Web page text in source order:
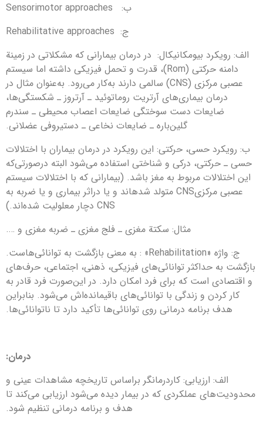
ب: Sensorimotor approaches
ج: Rehabilitative approaches
الف: رویكرد بیومكانیكال: در درمان بیمارانی كه مشكلاتی در زمینة
دامنه حركتی (Rom)، قدرت و تحمل فیزیكی داشته اما سیستم
عصبی مركزی (CNS) سالمی دارند به‌كار می‌‎رود. به‌‎عنوان مثال در
درمان بیماری‌های آرتریت روماتوئید ـ آرتروز ـ شكستگی‎‌ها،
ضایعات دست سوختگی ضایعات اعصاب محیطی ـ سندرم
گلین‌باره ـ ضایعات نخاعی ـ دستیروفی عضلانی.
ب: رویكرد حسی، حركتی: این رویكرد در درمان بیماران با اختلالات
حسی ـ حركتی، دركی و شناختی استفاده می‌‎شود البته درصورتی‌كه
این اختلالات مربوط به مغز باشد. (بیمارانی كه با اختلالات سیستم
عصبی مركزیCNS متولد شده‎اند و یا دراثر بیماری و یا ضربه به
CNS دچار معلولیت شده‌اند.)
مثال: سكتة مغزی ـ فلج مغزی ـ ضربه مغزی و ….
ج: واژه «Rehabilitation» : به معنی بازگشت به توانائی‌‎هاست.
بازگشت به حداكثر توانائی‌های فیزیكی، ذهنی، اجتماعی، حرف‌ه‎ای
و اقتصادی است كه برای فرد امكان دارد. در این‎‌صورت فرد قادر به
كار كردن و زندگی با توانائی‌های باقیمانده‎‌اش می‌‎شود. بنابراین
هدف برنامه درمانی روی توانائی‌ها تأكید دارد تا ناتوانائی‌ها.
درمان:
الف: ارزیابی: كاردرمانگر براساس تاریخچه مشاهدات عینی و
محدودیت‌های عملكردی كه در بیمار دیده ‎می‌‎شود ارزیابی می‌كند تا
هدف و برنامه درمانی تنظیم شود.